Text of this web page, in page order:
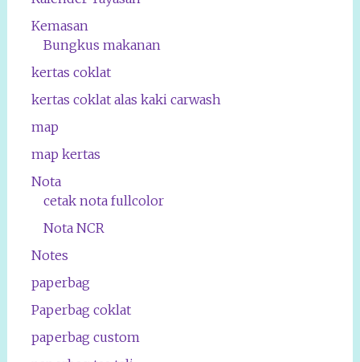
Kemasan
Bungkus makanan
kertas coklat
kertas coklat alas kaki carwash
map
map kertas
Nota
cetak nota fullcolor
Nota NCR
Notes
paperbag
Paperbag coklat
paperbag custom